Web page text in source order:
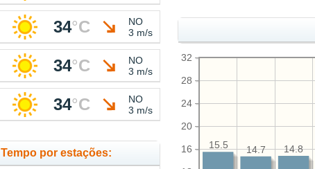
16
20
24
28
32
14.8
14.7
15.5
34°C
NO
3 m/s
34°C
NO
3 m/s
34°C
NO
3 m/s
Tempo por estações: